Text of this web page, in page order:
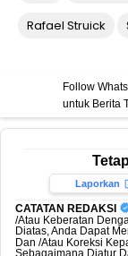
Rafael Struick
Follow
untuk Berita
Laporkan
CATATAN REDAKSI
/Atau Keberatan
Diatas, Anda Dapat
Dan /Atau Koreksi
Sebagaimana Diatur